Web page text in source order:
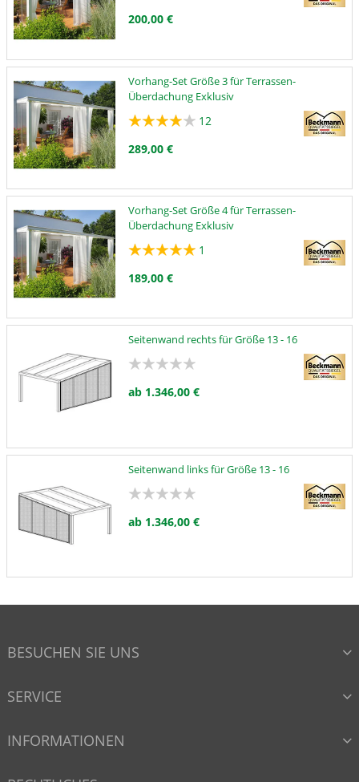
200,00 €
Vorhang-Set Größe 3 für Terrassen-
Überdachung Exklusiv
12
289,00 €
Vorhang-Set Größe 4 für Terrassen-
Überdachung Exklusiv
1
189,00 €
Seitenwand rechts für Größe 13 - 16
ab 1.346,00 €
Seitenwand links für Größe 13 - 16
ab 1.346,00 €
BESUCHEN SIE UNS
SERVICE
INFORMATIONEN